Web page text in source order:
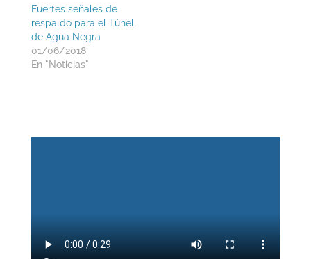
Fuertes señales de
respaldo para el Túnel
de Agua Negra
01/06/2018
En "Noticias"